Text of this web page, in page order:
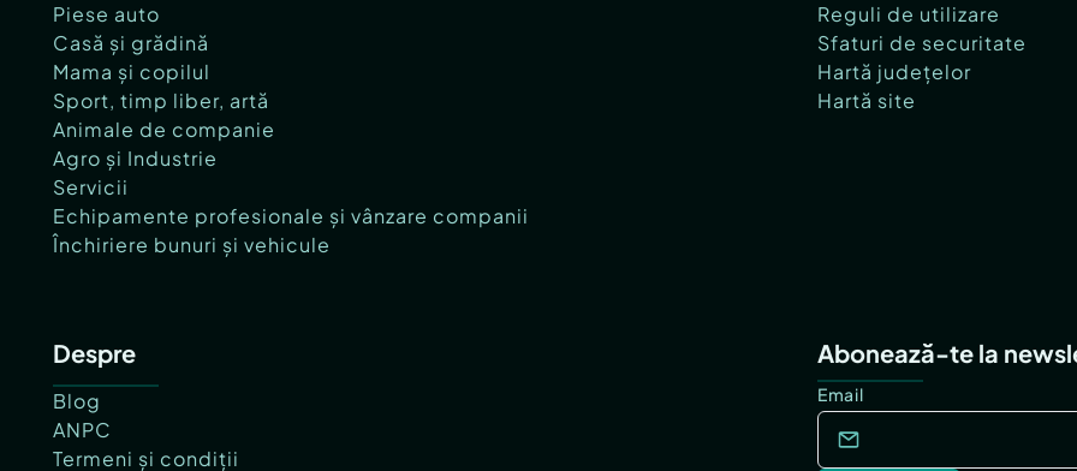
Piese auto
Casă și grădină
Mama și copilul
Sport, timp liber, artă
Animale de companie
Agro și Industrie
Servicii
Echipamente profesionale și vânzare companii
Închiriere bunuri și vehicule
Reguli de utilizare
Sfaturi de securitate
Hartă județelor
Hartă site
Despre
Blog
ANPC
Termeni și condiții
Abonează-te la
Email